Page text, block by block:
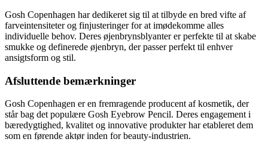
Gosh Copenhagen har dedikeret sig til at tilbyde en bred vifte af
farveintensiteter og finjusteringer for at imødekomme alles
individuelle behov. Deres øjenbrynsblyanter er perfekte til at skabe
smukke og definerede øjenbryn, der passer perfekt til enhver
ansigtsform og stil.
Afsluttende bemærkninger
Gosh Copenhagen er en fremragende producent af kosmetik, der
står bag det populære Gosh Eyebrow Pencil. Deres engagement i
bæredygtighed, kvalitet og innovative produkter har etableret dem
som en førende aktør inden for beauty-industrien.